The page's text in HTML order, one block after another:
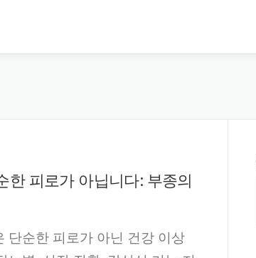
한 피로가 아닙니다: 부종의
단순한 피로가 아닌 건강 이상